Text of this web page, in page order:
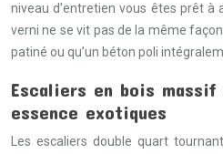
niveau d’entretien vous êtes prêt à
verni ne se vit pas de la même
patiné ou qu’un béton poli
Escaliers en bois
essence exotiques
Les escaliers double quart